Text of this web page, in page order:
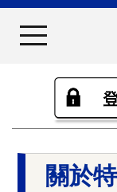
關於